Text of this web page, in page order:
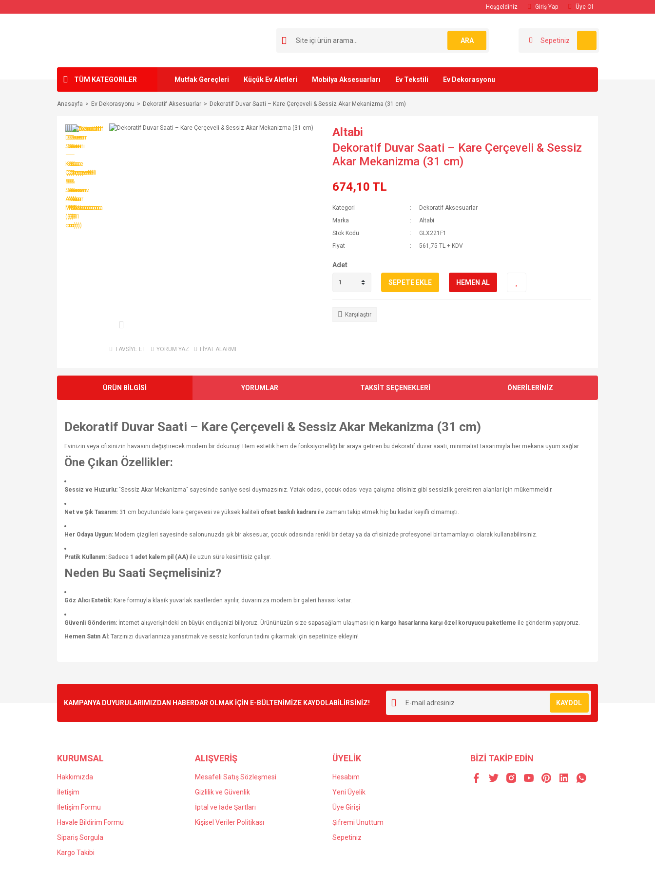
Hoşgeldiniz Giriş Yap Üye Ol
ARA Sepetiniz
TÜM KATEGORİLER Mutfak Gereçleri Küçük Ev Aletleri Mobilya Aksesuarları Ev Tekstili Ev Dekorasyonu
Anasayfa Ev Dekorasyonu Dekoratif Aksesuarlar Dekoratif Duvar Saati – Kare Çerçeveli & Sessiz Akar Mekanizma (31 cm)
TAVSİYE ET YORUM YAZ FİYAT ALARMI
Altabi
Dekoratif Duvar Saati – Kare Çerçeveli & Sessiz
Akar Mekanizma (31 cm)
674,10 TL
Kategori
Dekoratif Aksesuarlar
Marka
Altabi
Stok Kodu
GLX221F1
Fiyat
561,75 TL + KDV
Adet
SEPETE EKLE HEMEN AL
Karşılaştır
ÜRÜN BİLGİSİ YORUMLAR TAKSİT SEÇENEKLERİ ÖNERİLERİNİZ
Dekoratif Duvar Saati – Kare Çerçeveli & Sessiz Akar Mekanizma (31 cm)
Evinizin veya ofisinizin havasını değiştirecek modern bir dokunuş! Hem estetik hem de fonksiyonelliği bir araya getiren bu dekoratif duvar saati, minimalist tasarımıyla her mekana uyum sağlar.
Öne Çıkan Özellikler:
Sessiz ve Huzurlu: "Sessiz Akar Mekanizma" sayesinde saniye sesi duymazsınız. Yatak odası, çocuk odası veya çalışma ofisiniz gibi sessizlik gerektiren alanlar için mükemmeldir.
Net ve Şık Tasarım: 31 cm boyutundaki kare çerçevesi ve yüksek kaliteli ofset baskılı kadranı ile zamanı takip etmek hiç bu kadar keyifli olmamıştı.
Her Odaya Uygun: Modern çizgileri sayesinde salonunuzda şık bir aksesuar, çocuk odasında renkli bir detay ya da ofisinizde profesyonel bir tamamlayıcı olarak kullanabilirsiniz.
Pratik Kullanım: Sadece 1 adet kalem pil (AA) ile uzun süre kesintisiz çalışır.
Neden Bu Saati Seçmelisiniz?
Göz Alıcı Estetik: Kare formuyla klasik yuvarlak saatlerden ayrılır, duvarınıza modern bir galeri havası katar.
Güvenli Gönderim: İnternet alışverişindeki en büyük endişenizi biliyoruz. Ürününüzün size sapasağlam ulaşması için kargo hasarlarına karşı özel koruyucu paketleme ile gönderim yapıyoruz.
Hemen Satın Al: Tarzınızı duvarlarınıza yansıtmak ve sessiz konforun tadını çıkarmak için sepetinize ekleyin!
Ürün resmi kalitesiz, bozuk veya görüntülenemiyor.
Bu ürüne benzer farklı alternatifler olmalı.
Gönder
KAMPANYA DUYURULARIMIZDAN HABERDAR OLMAK İÇİN E-BÜLTENİMİZE KAYDOLABİLİRSİNİZ! KAYDOL
KURUMSAL
Hakkımızda
İletişim
İletişim Formu
Havale Bildirim Formu
Sipariş Sorgula
Kargo Takibi
ALIŞVERİŞ
Mesafeli Satış Sözleşmesi
Gizlilik ve Güvenlik
İptal ve İade Şartları
Kişisel Veriler Politikası
ÜYELİK
Hesabım
Yeni Üyelik
Üye Girişi
Şifremi Unuttum
Sepetiniz
BİZİ TAKİP EDİN